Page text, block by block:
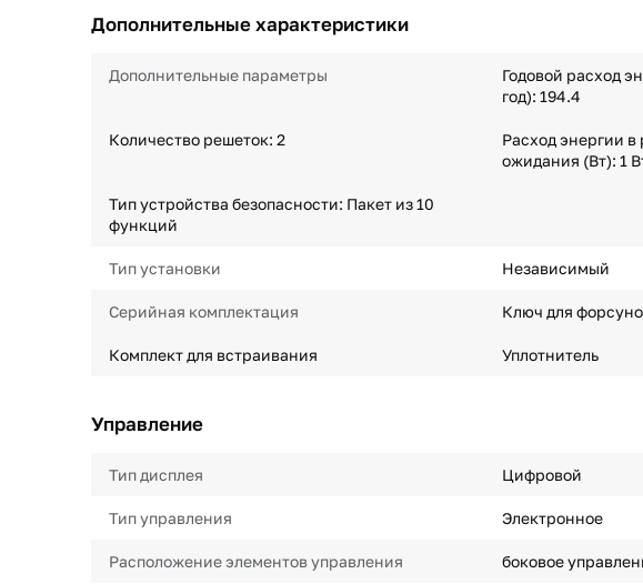
Дополнительные характеристики
Дополнительные параметры
Годовой расход
год): 194.4
Количество решеток: 2
Расход энергии
ожидания (Вт): 1
Тип устройства безопасности: Пакет из 10
функций
Тип установки Независимый
Серийная комплектация Ключ для
Комплект для встраивания Уплотнитель
Управление
Тип дисплея Цифровой
Тип управления Электронное
Расположение элементов управления боковое